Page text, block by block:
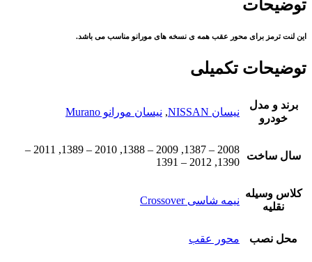
توضیحات
این لنت ترمز برای محور عقب همه ی نسخه های مورانو مناسب می باشد.
توضیحات تکمیلی
برند و مدل
خودرو
نیسان NISSAN , نیسان مورانو Murano
سال ساخت
2008 – 1387, 2009 – 1388, 2010 – 1389, 2011 –
1390, 2012 – 1391
کلاس وسیله
نقلیه
نیمه شاسی Crossover
محل نصب محور عقب